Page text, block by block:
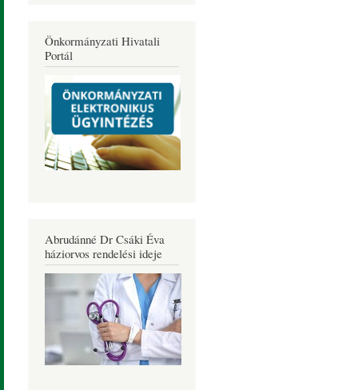
Önkormányzati Hivatali
Portál
Abrudánné Dr Csáki Éva
háziorvos rendelési ideje